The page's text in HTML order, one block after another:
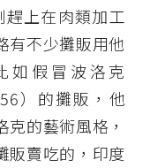
上在肉類加工
有不少攤販用他
如假冒波洛克
）的攤販，他
的藝術風格，
販賣吃的，印度